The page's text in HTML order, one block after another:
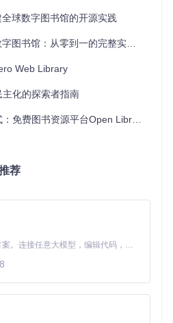
你不仅可以拥有一个实用的在线
。立即尝试，让我们一起探索 Dja
gh_mirrors/dj/django-
球数字图书馆的开源实践
书馆：从零到一的完整实践指南
Web Library
化的探索者指南
图书资源平台Open Library使用指南
荐
Claude Code 的开源替代方案。连接任意大模型，编辑代码，运行命令，自动验证 — 全自动执行。用 Rust 构建，极致性能。 ｜ An open-source alternative to Claude Code. Connect any LLM, edit code, run commands, and verify changes — autonomously. Built in Rust for speed. Get Started